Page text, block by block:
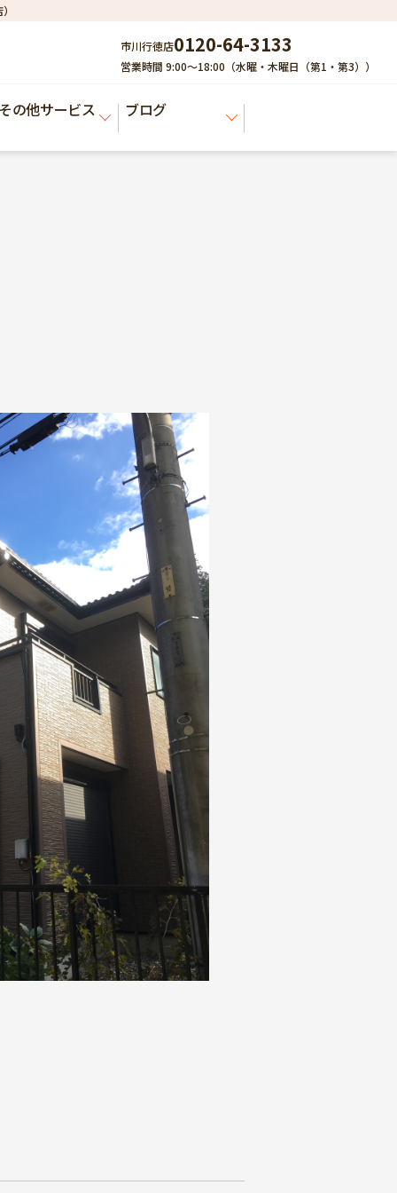
市川行徳店0120-64-3133
営業時間 9:00～18:00（水曜・木曜日（第1・第3））
その他サービス ブログ